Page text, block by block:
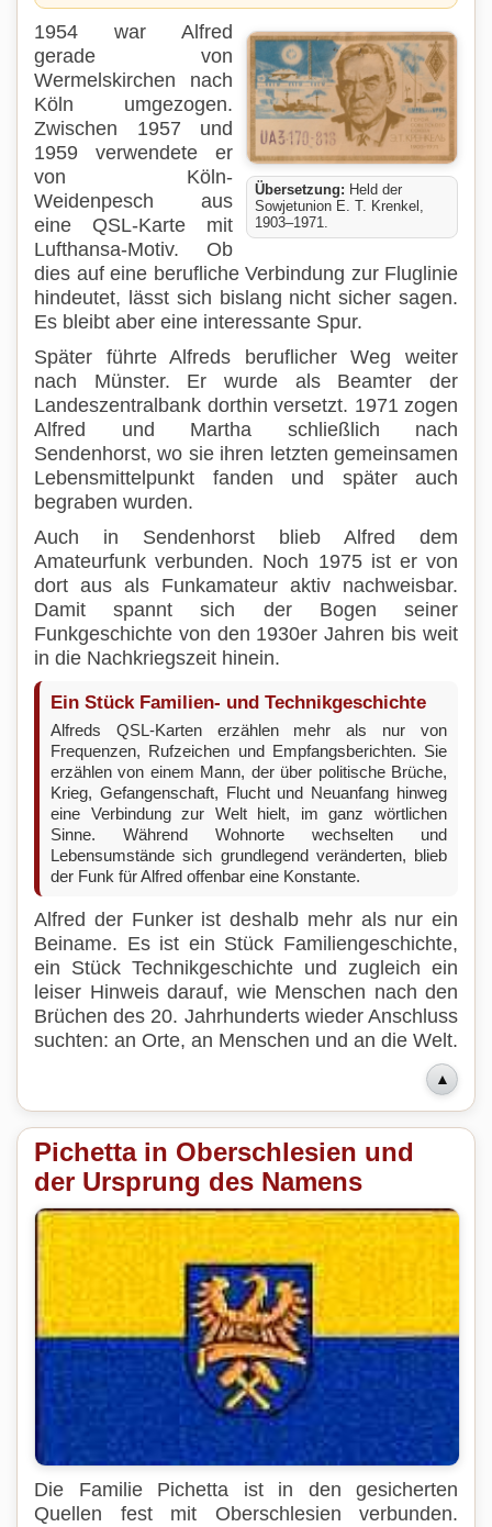
Übersetzung: Held der
Sowjetunion E. T. Krenkel,
1903–1971.
1954 war Alfred
gerade von
Wermelskirchen nach
Köln umgezogen.
Zwischen 1957 und
1959 verwendete er
von Köln-
Weidenpesch aus
eine QSL-Karte mit
Lufthansa-Motiv. Ob
dies auf eine berufliche Verbindung zur Fluglinie
hindeutet, lässt sich bislang nicht sicher sagen.
Es bleibt aber eine interessante Spur.
Später führte Alfreds beruflicher Weg weiter
nach Münster. Er wurde als Beamter der
Landeszentralbank dorthin versetzt. 1971 zogen
Alfred und Martha schließlich nach
Sendenhorst, wo sie ihren letzten gemeinsamen
Lebensmittelpunkt fanden und später auch
begraben wurden.
Auch in Sendenhorst blieb Alfred dem
Amateurfunk verbunden. Noch 1975 ist er von
dort aus als Funkamateur aktiv nachweisbar.
Damit spannt sich der Bogen seiner
Funkgeschichte von den 1930er Jahren bis weit
in die Nachkriegszeit hinein.
Ein Stück Familien- und Technikgeschichte
Alfreds QSL-Karten erzählen mehr als nur von
Frequenzen, Rufzeichen und Empfangsberichten. Sie
erzählen von einem Mann, der über politische Brüche,
Krieg, Gefangenschaft, Flucht und Neuanfang hinweg
eine Verbindung zur Welt hielt, im ganz wörtlichen
Sinne. Während Wohnorte wechselten und
Lebensumstände sich grundlegend veränderten, blieb
der Funk für Alfred offenbar eine Konstante.
Alfred der Funker ist deshalb mehr als nur ein
Beiname. Es ist ein Stück Familiengeschichte,
ein Stück Technikgeschichte und zugleich ein
leiser Hinweis darauf, wie Menschen nach den
Brüchen des 20. Jahrhunderts wieder Anschluss
suchten: an Orte, an Menschen und an die Welt.
▲
Pichetta in Oberschlesien und
der Ursprung des Namens
Die Familie Pichetta ist in den gesicherten
Quellen fest mit Oberschlesien verbunden.